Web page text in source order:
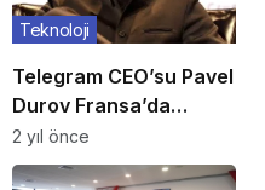
Telegram CEO’su Pavel
Durov Fransa’da
gözaltına alındı
Teknoloji
2 yıl önce